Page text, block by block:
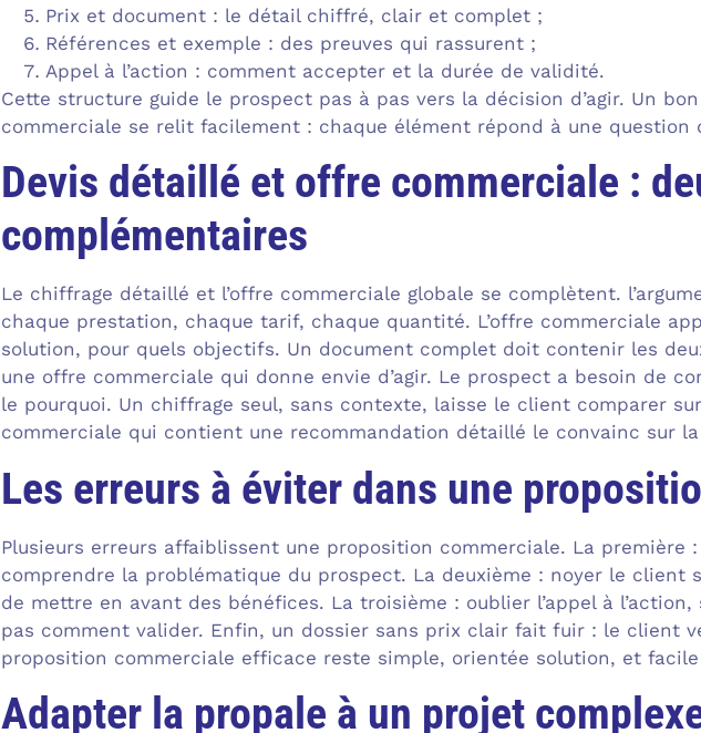
Prix et document : le détail chiffré, clair et complet ;
Références et exemple : des preuves qui rassurent ;
Appel à l’action : comment accepter et la durée de validité.
Cette structure guide le prospect pas à pas vers la décision d’agir. Un
commerciale se relit facilement : chaque élément répond à une question
Devis détaillé et offre commerciale :
complémentaires
Le chiffrage détaillé et l’offre commerciale globale se complètent.
chaque prestation, chaque tarif, chaque quantité. L’offre commerciale
solution, pour quels objectifs. Un document complet doit contenir les
une offre commerciale qui donne envie d’agir. Le prospect a besoin de
le pourquoi. Un chiffrage seul, sans contexte, laisse le client comparer
commerciale qui contient une recommandation détaillé le convainc sur la
Les erreurs à éviter dans une
Plusieurs erreurs affaiblissent une proposition commerciale. La première
comprendre la problématique du prospect. La deuxième : noyer le client
de mettre en avant des bénéfices. La troisième : oublier l’appel à
pas comment valider. Enfin, un dossier sans prix clair fait fuir : le client
proposition commerciale efficace reste simple, orientée solution, et
Adapter la propale à un projet